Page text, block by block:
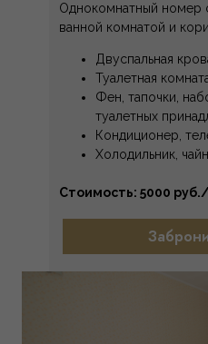
Однокомнатный номер
ванной комнатой и
Двуспальная
Туалетная
Фен, тапочки,
туалетных
Кондиционер,
Холодильник,
Стоимость: 5000